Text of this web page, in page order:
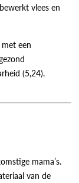
vlees en
een
(5,24).
mama’s.
van de